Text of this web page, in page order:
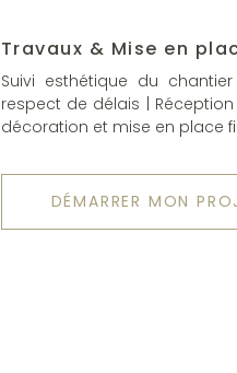
Travaux & Mise en
Suivi esthétique du
respect de délais |
décoration et mise en place
DÉMARRER MON